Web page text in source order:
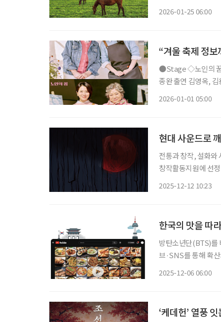
2026-01-25 06:00
“겨울 축제 정
●Stage ◇노인의 꿈 일정 1월 9일 ~ 3월 22일 장소 LG아트센터 서울 U+ 스테이지 연출 성
종완 출연 김영옥, 김용림, 손숙, 하희라, 이일화, 신은정 등 연극 ‘노인의 꿈’은 작은 미술학원
2026-01-01 05:00
현대 사운드로
전통과 창작, 설화와
창작활동지원에 선
2025-12-12 10:23
한국의 맛을 따
방탄소년단(BTS)를
브·SNS를 통해 확
2025-12-06 06:00
‘케데헌’ 열풍